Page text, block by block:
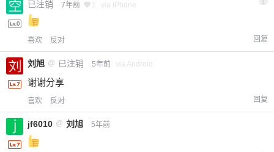
已注销 7年前 1 via iPhone 1
喜欢 反对 回复
刘旭 @ 已注销 5年前 via Android
谢谢分享
喜欢 反对 回复
jf6010 @ 刘旭 5年前